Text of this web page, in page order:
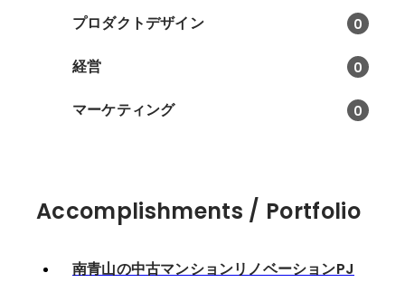
プロダクトデザイン 0
経営 0
マーケティング 0
Accomplishments / Portfolio
南青山の中古マンションリノベーションPJ